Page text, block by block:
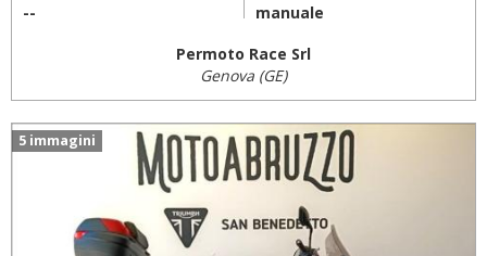
-- manuale
Permoto Race Srl
Genova (GE)
5 immagini